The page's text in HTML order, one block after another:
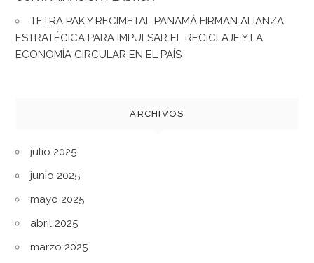
TETRA PAK Y RECIMETAL PANAMÁ FIRMAN ALIANZA
ESTRATÉGICA PARA IMPULSAR EL RECICLAJE Y LA
ECONOMÍA CIRCULAR EN EL PAÍS
ARCHIVOS
julio 2025
junio 2025
mayo 2025
abril 2025
marzo 2025